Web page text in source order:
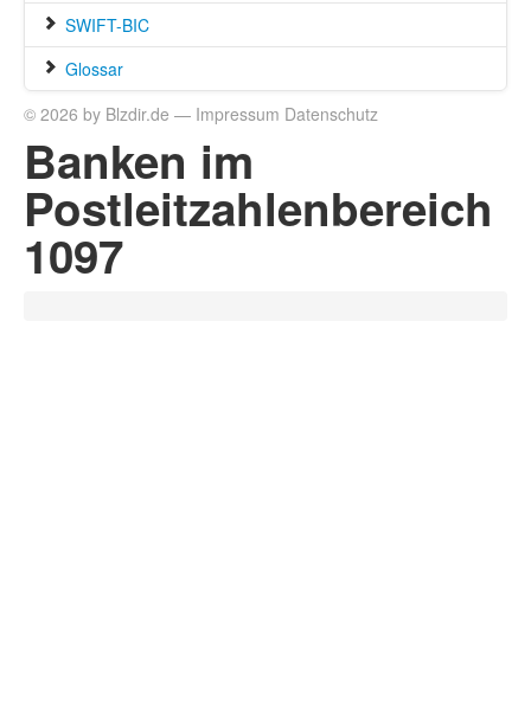
SWIFT-BIC
Glossar
© 2026 by Blzdir.de — Impressum Datenschutz
Banken im
Postleitzahlenbereich
1097